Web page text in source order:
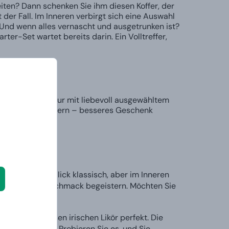
Dann schenken Sie ihm diesen Koffer, der
Fall. Im Inneren verbirgt sich eine Auswahl
wenn alles vernascht und ausgetrunken ist?
Set wartet bereits darin. Ein Volltreffer,
nicht nur mit liebevoll ausgewähltem
Grund zu zögern – besseres Geschenk
den ersten Blick klassisch, aber im Inneren
zarten Geschmack begeistern. Möchten Sie
diesen irischen Likör perfekt. Die